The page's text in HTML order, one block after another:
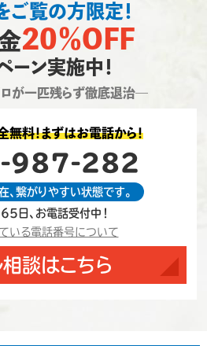
ご覧の方限定！
20％OFF
ーン実施中！
が一匹残らず徹底退治―
無料！まずはお電話から！
987-282
繋がりやすい状態です。
日、お電話受付中！
いる電話番号について
談はこちら